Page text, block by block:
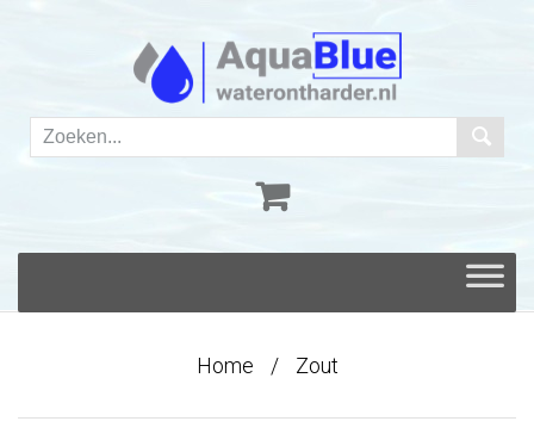
Home / Zout